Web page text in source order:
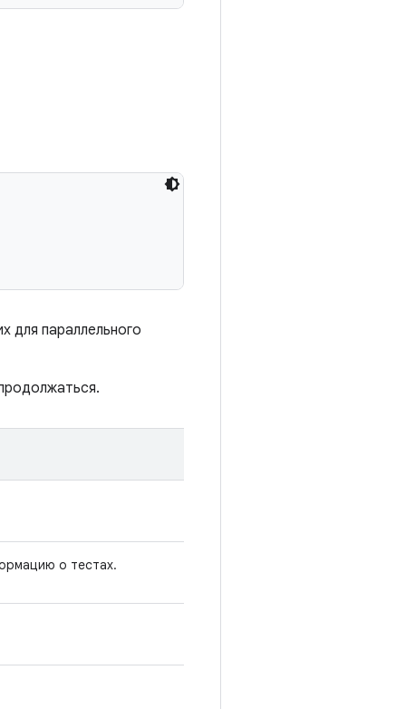
для параллельного
о тестах.